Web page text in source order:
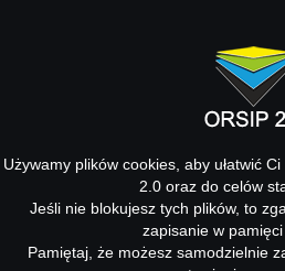
Używamy plików cookies, aby ułatwić
2.0 oraz do celów
Jeśli nie blokujesz tych plików, to
zapisanie w pamięci
Pamiętaj, że możesz samodzielnie